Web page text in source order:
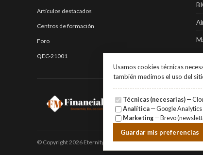
Artículos destacados
Centros de formación
Foro
QEC-21001
© Copyright 2026 Eternity Investments SL · Todos los derechos
Usamos cookies técnicas
también medimos el uso del
Técnicas (necesarias) —
Analítica — Google
Marketing — Brevo
Guardar mis preferencias